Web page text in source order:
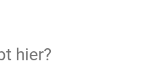
hier?